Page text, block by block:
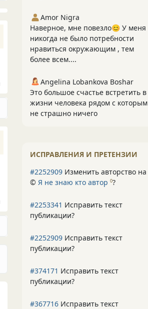
Amor Nigra
Наверное, мне повезло😊 У меня
никогда не было потребности
нравиться окружающим , тем
более всем....
Angelina Lobankova Boshar
Это большое счастье встретить в
жизни человека рядом с которым
не страшно ничего
ИСПРАВЛЕНИЯ И ПРЕТЕНЗИИ
#2252909 Изменить авторство на
© Я не знаю кто автор 0?
#2253341 Исправить текст
публикации?
#2252909 Исправить текст
публикации?
#374171 Исправить текст
публикации?
#367716 Исправить текст